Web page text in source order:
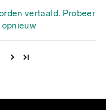
vertaald. Probeer